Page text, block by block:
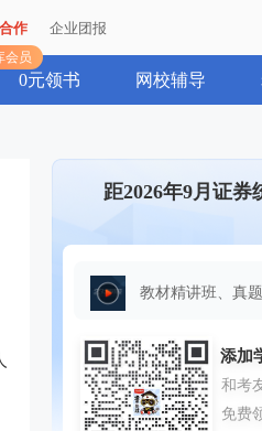
会员
作 企业团报
0元领书 网校辅导
距2026年9月证券
教材精讲班、真